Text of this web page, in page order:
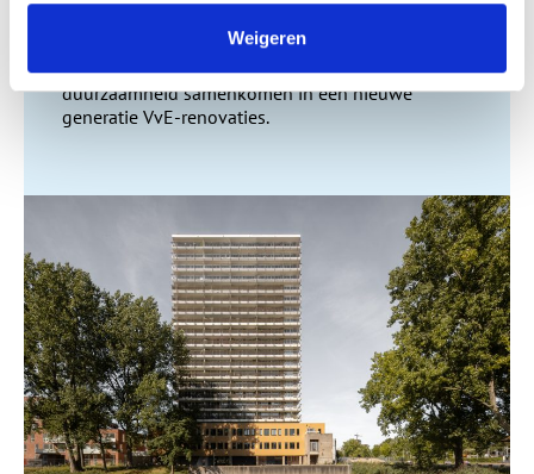
Weigeren
De Verdwenen Brug laat techniek, esthetiek en
duurzaamheid samenkomen in een nieuwe
generatie VvE-renovaties.